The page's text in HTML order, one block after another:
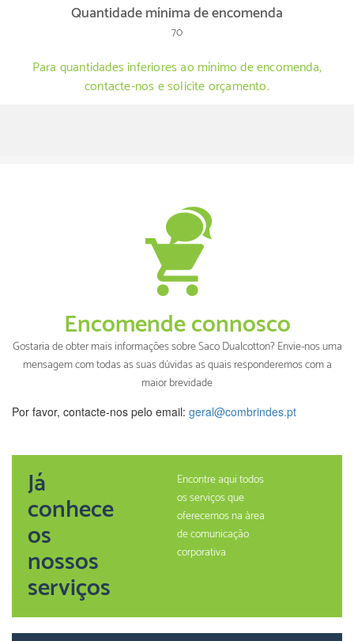
Quantidade mínima de encomenda
70
Para quantidades inferiores ao mínimo de encomenda,
contacte-nos e solicite orçamento.
Encomende connosco
Gostaria de obter mais informações sobre Saco Dualcotton? Envie-nos uma
mensagem com todas as suas dúvidas as quais responderemos com a
maior brevidade
Por favor, contacte-nos pelo email: geral@combrindes.pt
Já
conhece
os
nossos
serviços
Encontre aqui todos
os serviços que
oferecemos na àrea
de comunicação
corporativa